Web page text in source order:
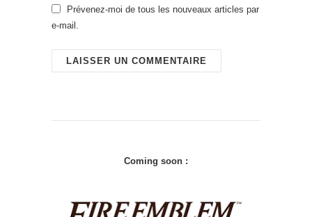
Prévenez-moi de tous les nouveaux articles par
e-mail.
Coming soon :